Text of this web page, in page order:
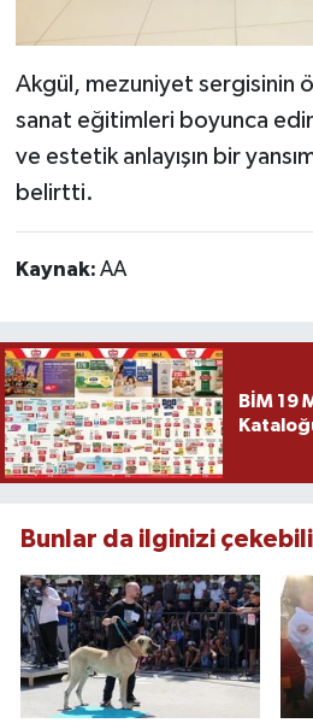
Akgül, mezuniyet sergisinin
sanat eğitimleri boyunca
ve estetik anlayışın bir
belirtti.
Kaynak: AA
BİM 19
Bunlar da ilginizi